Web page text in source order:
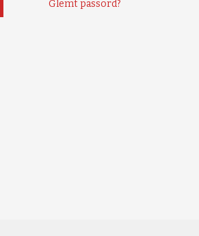
Glemt passord?